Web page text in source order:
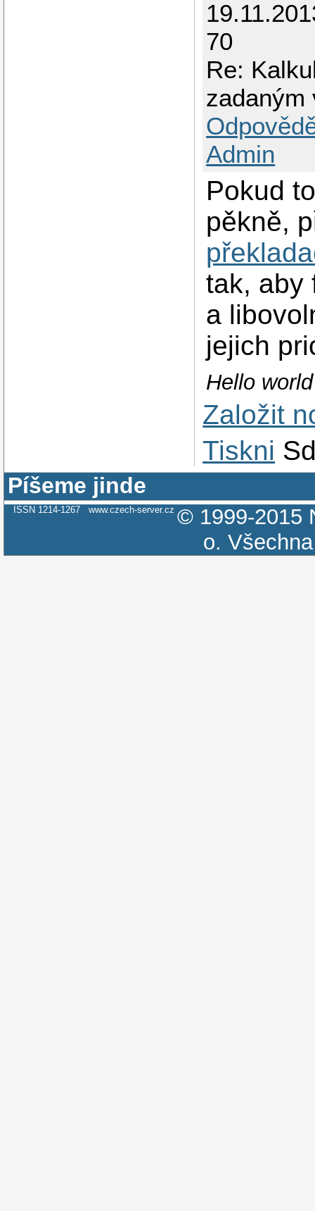
70
Re:
zadaným
Admin
Pokud
pěkně,
tak, aby
a
jejich
Hello
Založit
Tiskni
Píšeme jinde
ISSN 1214-1267 www.czech-server.cz © 1999-2015
o.